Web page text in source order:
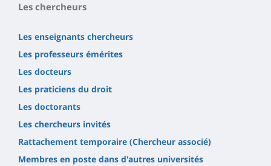
Les chercheurs
Les enseignants chercheurs
Les professeurs émérites
Les docteurs
Les praticiens du droit
Les doctorants
Les chercheurs invités
Rattachement temporaire (Chercheur associé)
Membres en poste dans d'autres universités